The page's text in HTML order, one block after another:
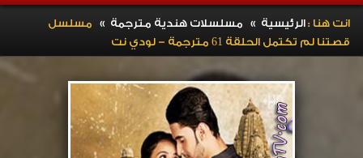
انت هنا :الرئيسية » مسلسلات هندية مترجمة » مسلسل
قصتنا لم تكتمل الحلقة 61 مترجمة – لودي نت